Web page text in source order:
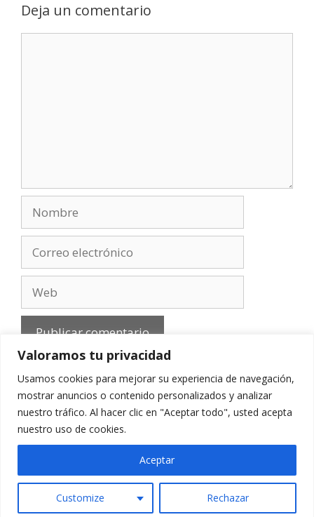
Valoramos tu privacidad
Usamos cookies para mejorar su experiencia de navegación,
mostrar anuncios o contenido personalizados y analizar
nuestro tráfico. Al hacer clic en "Aceptar todo", usted acepta
nuestro uso de cookies.
Customize Rechazar
Aceptar
Deja un comentario
electrónico
Aviso Legal-Política de privacidad
Contacto
© 2010 - 2026 mirefranero.com